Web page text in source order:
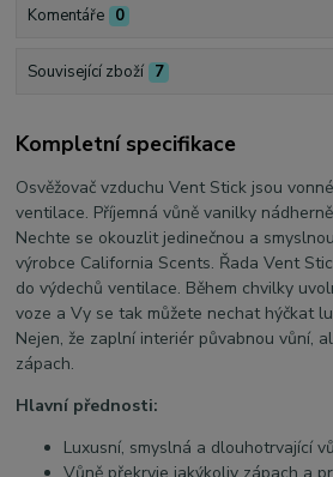
Komentáře 0
Související zboží 7
Kompletní specifikace
Osvěžovač vzduchu Vent Stick jsou
ventilace. Příjemná vůně vanilky
Nechte se okouzlit jedinečnou a
výrobce California Scents. Řada Vent
do výdechů ventilace. Během chvilky
voze a Vy se tak můžete nechat hýčkat
Nejen, že zaplní interiér půvabnou vůní,
zápach.
Hlavní přednosti:
Luxusní, smyslná a dlouhotrvající
Vůně překryje jakýkoliv zápach a